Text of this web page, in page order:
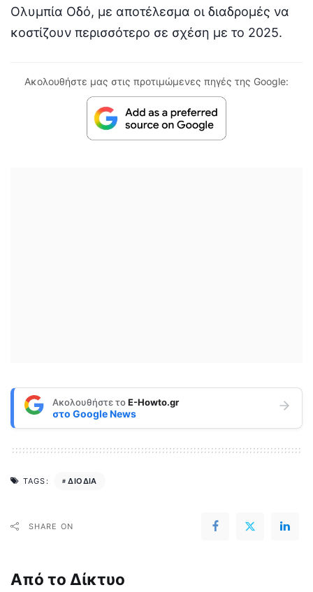
Ολυμπία Οδό, με αποτέλεσμα οι διαδρομές να
κοστίζουν περισσότερο σε σχέση με το 2025.
Ακολουθήστε μας στις προτιμώμενες πηγές της Google:
Ακολουθήστε τοE-Howto.gr
στο Google News
TAGS: ΔΙΟΔΙΑ
SHARE ON
Από το Δίκτυο